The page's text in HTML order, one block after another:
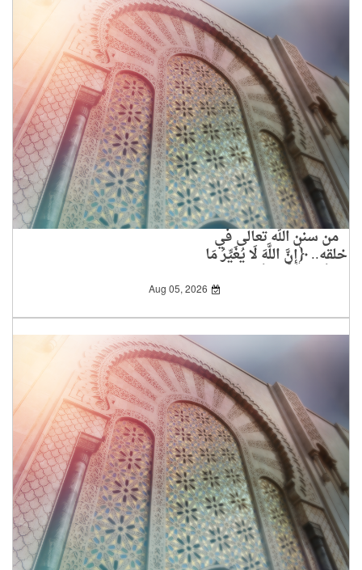
من سنن الله تعالى في
خلقه.. ﴿إِنَّ اللَّهَ لَا يُغَيِّرُ مَا
بِقَوْمٍ حَتَّى يُغَيِّرُوا مَا
Aug 05, 2026